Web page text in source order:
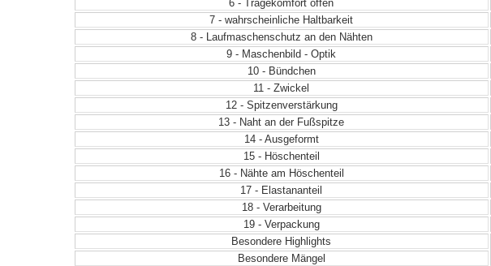
6 - Tragekomfort offen
7 - wahrscheinliche Haltbarkeit
8 - Laufmaschenschutz an den Nähten
9 - Maschenbild - Optik
10 - Bündchen
11 - Zwickel
12 - Spitzenverstärkung
13 - Naht an der Fußspitze
14 - Ausgeformt
15 - Höschenteil
16 - Nähte am Höschenteil
17 - Elastananteil
18 - Verarbeitung
19 - Verpackung
Besondere Highlights
Besondere Mängel